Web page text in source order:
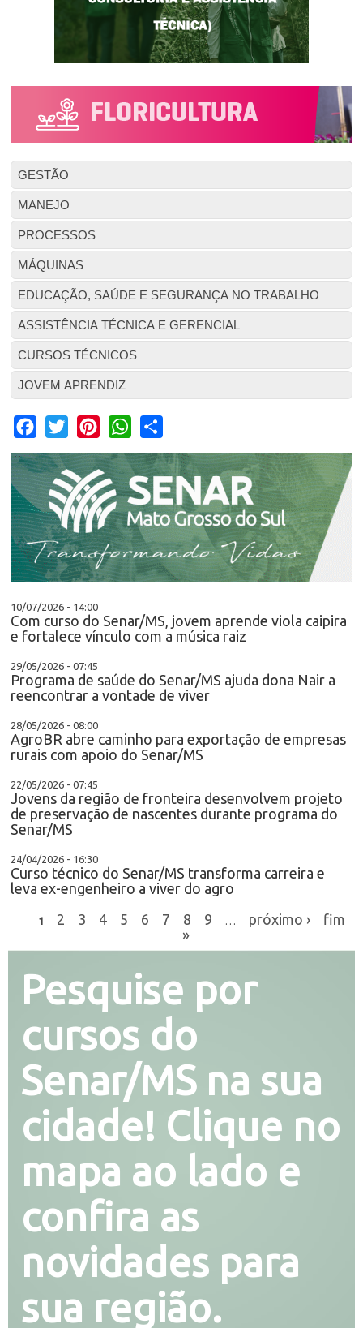
GESTÃO
MANEJO
PROCESSOS
MÁQUINAS
EDUCAÇÃO, SAÚDE E SEGURANÇA NO TRABALHO
ASSISTÊNCIA TÉCNICA E GERENCIAL
CURSOS TÉCNICOS
JOVEM APRENDIZ
Facebook
Twitter PinterestWhatsApp
10/07/2026 - 14:00
Com curso do Senar/MS, jovem aprende viola caipira
e fortalece vínculo com a música raiz
29/05/2026 - 07:45
Programa de saúde do Senar/MS ajuda dona Nair a
reencontrar a vontade de viver
28/05/2026 - 08:00
AgroBR abre caminho para exportação de empresas
rurais com apoio do Senar/MS
22/05/2026 - 07:45
Jovens da região de fronteira desenvolvem projeto
de preservação de nascentes durante programa do
Senar/MS
24/04/2026 - 16:30
Curso técnico do Senar/MS transforma carreira e
leva ex-engenheiro a viver do agro
1 2 3 4 5 6 7 8 9 próximo ›
fim
»
Pesquise por
cursos do
Senar/MS na sua
cidade! Clique no
mapa ao lado e
confira as
novidades para
sua região.